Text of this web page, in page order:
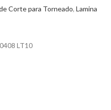
Corte para Torneado, Lamina
LT10